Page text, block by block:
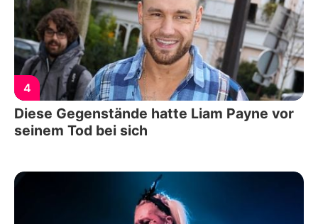
4
Diese Gegenstände hatte Liam Payne vor
seinem Tod bei sich